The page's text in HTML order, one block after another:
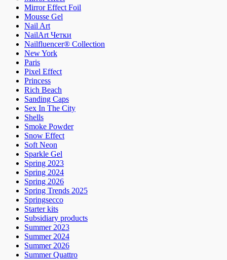
Mirror Effect Foil
Mousse Gel
Nail Art
NailArt Четки
Nailfluencer® Collection
New York
Paris
Pixel Effect
Princess
Rich Beach
Sanding Caps
Sex In The City
Shells
Smoke Powder
Snow Effect
Soft Neon
Sparkle Gel
Spring 2023
Spring 2024
Spring 2026
Spring Trends 2025
Springsecco
Starter kits
Subsidiary products
Summer 2023
Summer 2024
Summer 2026
Summer Quattro